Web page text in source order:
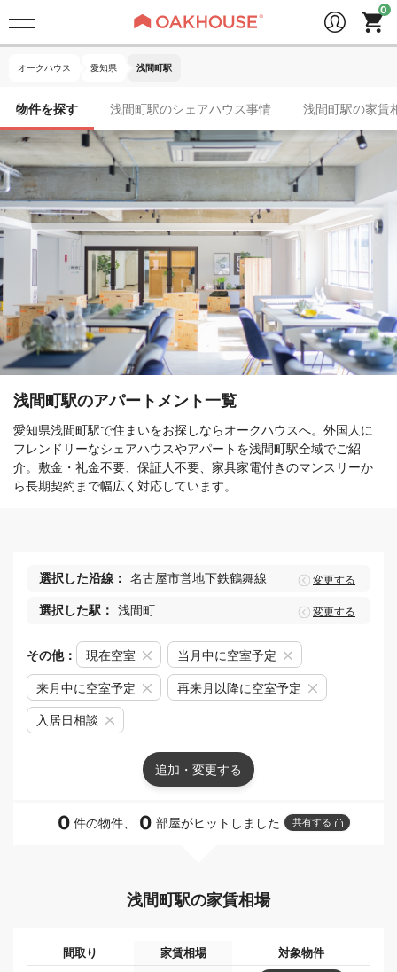
オークハウス 愛知県 浅間町駅
物件を探す 浅間町駅のシェアハウス事情 浅間町駅の家賃
浅間町駅のアパートメント一覧
愛知県浅間町駅で住まいをお探しならオークハウスへ。外国人に
フレンドリーなシェアハウスやアパートを浅間町駅全域でご紹
介。敷金・礼金不要、保証人不要、家具家電付きのマンスリーか
ら長期契約まで幅広く対応しています。
選択した沿線： 名古屋市営地下鉄鶴舞線 変更する
選択した駅： 浅間町 変更する
その他： 現在空室 当月中に空室予定
来月中に空室予定 再来月以降に空室予定
入居日相談
追加・変更する
0 件の物件、 0 部屋がヒットしました 共有する
浅間町駅の家賃相場
間取り 家賃相場
対象物件